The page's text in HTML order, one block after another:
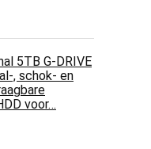
5TB G-DRIVE
, schok- en
voor…